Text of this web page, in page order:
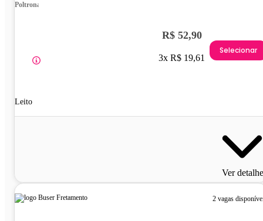
Poltrona
Leito
R$ 52,90
3x R$ 19,61
Selecionar
Ver
2 vagas